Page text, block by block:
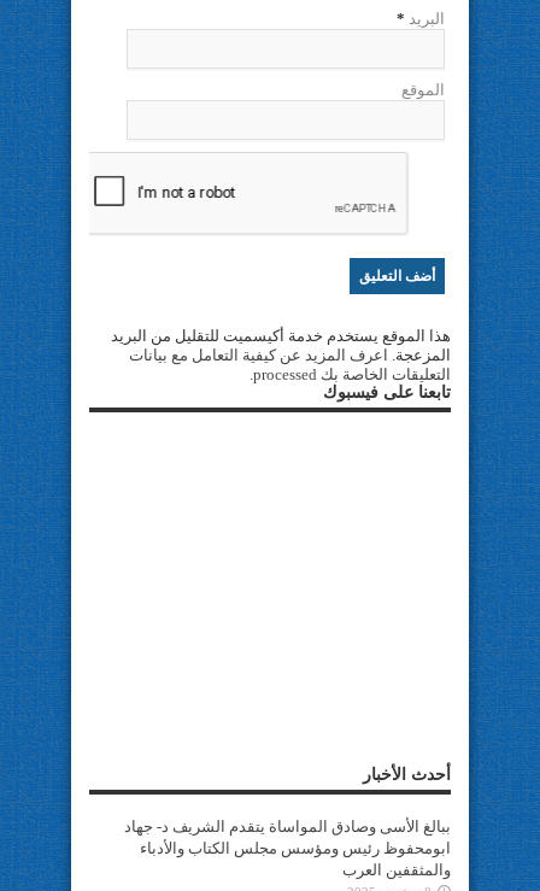
البريد *
الموقع
هذا الموقع يستخدم خدمة أكيسميت للتقليل من البريد
المزعجة. اعرف المزيد عن كيفية التعامل مع بيانات
التعليقات الخاصة بك processed
.
تابعنا على فيسبوك
أحدث الأخبار
ببالغ الأسى وصادق المواساة يتقدم الشريف د- جهاد
ابومحفوظ رئيس ومؤسس مجلس الكتاب والأدباء
والمثقفين العرب